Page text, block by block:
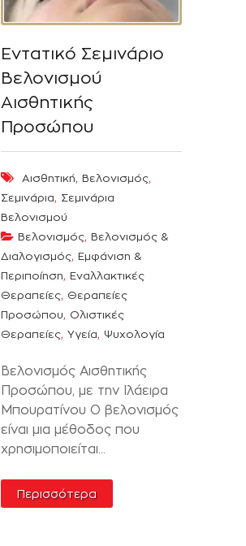
Εντατικό Σεμινάριο
Βελονισμoύ
Αισθητικής
Προσώπου
Αισθητική, Βελονισμός,
Σεμινάρια, Σεμινάρια
Βελονισμού
Βελονισμός, Βελονισμός &
Διαλογισμός, Εμφάνιση &
Περιποίηση, Εναλλακτικές
Θεραπείες, Θεραπείες
Προσώπου, Ολιστικές
Θεραπείες, Υγεία, Ψυχολογία
Βελονισμός Αισθητικής
Προσώπου, με την Ιλάειρα
Μπουρατίνου Ο βελονισμός
είναι μια μέθοδος που
χρησιμοποιείται...
Περισσότερα